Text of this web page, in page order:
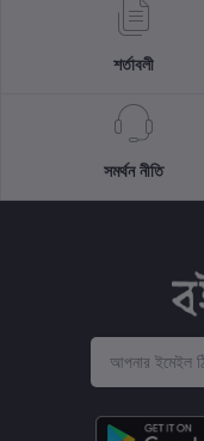
শর্তাবলী
সমর্থন নীতি